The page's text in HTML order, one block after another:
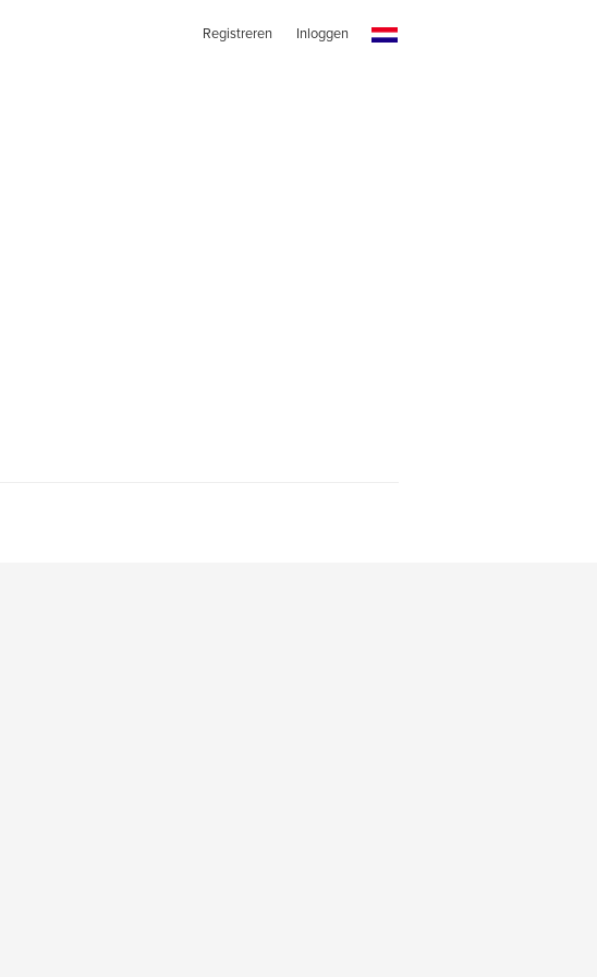
Registreren Inloggen